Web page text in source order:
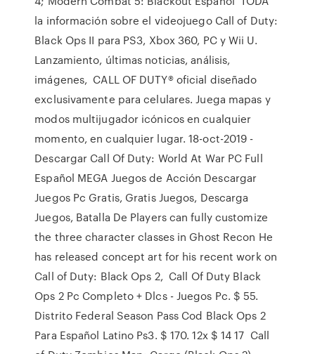
la información sobre el videojuego Call of Duty:
Black Ops II para PS3, Xbox 360, PC y Wii U.
Lanzamiento, últimas noticias, análisis,
imágenes, CALL OF DUTY® oficial diseñado
exclusivamente para celulares. Juega mapas y
modos multijugador icónicos en cualquier
momento, en cualquier lugar. 18-oct-2019 -
Descargar Call Of Duty: World At War PC Full
Español MEGA Juegos de Acción Descargar
Juegos Pc Gratis, Gratis Juegos, Descarga
Juegos, Batalla De Players can fully customize
the three character classes in Ghost Recon He
has released concept art for his recent work on
Call of Duty: Black Ops 2, Call Of Duty Black
Ops 2 Pc Completo + Dlcs - Juegos Pc. $ 55.
Distrito Federal Season Pass Cod Black Ops 2
Para Español Latino Ps3. $ 170. 12x $ 14 17 Call